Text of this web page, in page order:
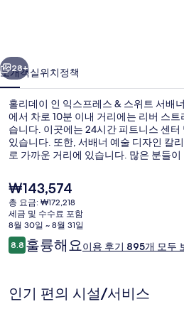
프
레
스
&
스
위
트
서
배
W
다음
28+
소개객실위치정책
홀리데이 인 익스프레스 & 스위트 서배
에서 차로 10분 이내 거리에는 리버 스
습니다. 이곳에는 24시간 피트니스 센
있습니다. 또한, 서배너 예술 디자인 칼
로 가까운 거리에 있습니다. 많은 분들
현
재
가
격
은
₩143,574
₩143,574
총 요금: ₩172,218
세금 및 수수료 포함
8월 30일 ~ 8월 31일
이
용
기
8.810점 만점 중 8.8점.
훌륭해요이용 후기 895개 모두
인기 편의 시설/서비스